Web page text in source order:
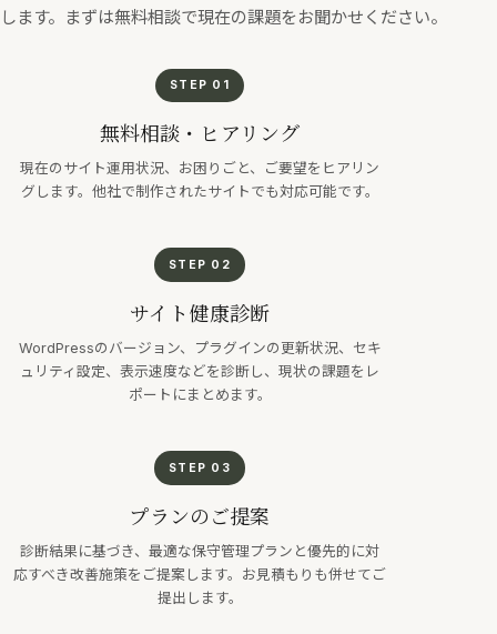
します。まずは無料相談で現在の課題をお聞かせください。
STEP 01
無料相談・ヒアリング
現在のサイト運用状況、お困りごと、ご要望をヒアリン
グします。他社で制作されたサイトでも対応可能です。
STEP 02
サイト健康診断
WordPressのバージョン、プラグインの更新状況、セキ
ュリティ設定、表示速度などを診断し、現状の課題をレ
ポートにまとめます。
STEP 03
プランのご提案
診断結果に基づき、最適な保守管理プランと優先的に対
応すべき改善施策をご提案します。お見積もりも併せてご
提出します。